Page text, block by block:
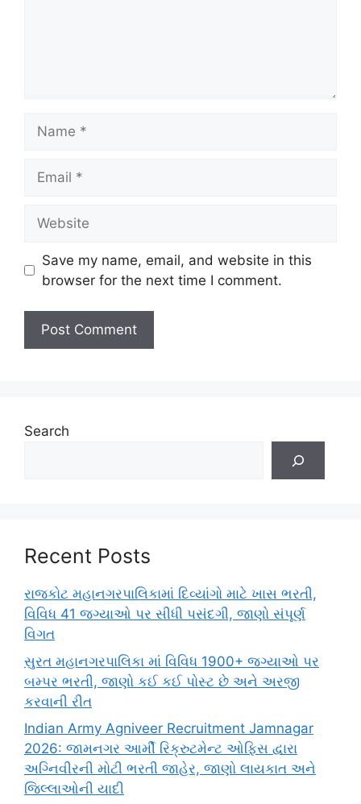
Save my name, email, and website in this
browser for the next time I comment.
Search
Recent Posts
રાજકોટ મહાનગરપાલિકામાં દિવ્યાંગો માટે ખાસ ભરતી,
વિવિધ 41 જગ્યાઓ પર સીધી પસંદગી, જાણો સંપૂર્ણ
વિગત
સુરત મહાનગરપાલિકા માં વિવિધ 1900+ જગ્યાઓ પર
બમ્પર ભરતી, જાણો કઈ કઈ પોસ્ટ છે અને અરજી
કરવાની રીત
Indian Army Agniveer Recruitment Jamnagar
2026: જામનગર આર્મી રિક્રુટમેન્ટ ઓફિસ દ્વારા
અગ્નિવીરની મોટી ભરતી જાહેર, જાણો લાયકાત અને
જિલ્લાઓની યાદી